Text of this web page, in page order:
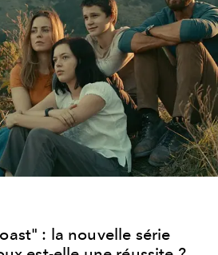
: la nouvelle série